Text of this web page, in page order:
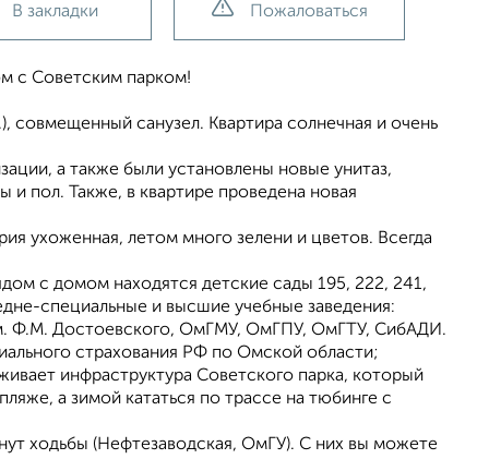
В закладки Пожаловаться
с Советским парком!
совмещенный санузел. Квартира солнечная и очень
а также были установлены новые унитаз,
и пол. Также, в квартире проведена новая
ухоженная, летом много зелени и цветов. Всегда
с домом находятся детские сады 195, 222, 241,
специальные и высшие учебные заведения:
Ф.М. Достоевского, ОмГМУ, ОмГПУ, ОмГТУ, СибАДИ.
страхования РФ по Омской области;
инфраструктура Советского парка, который
а зимой кататься по трассе на тюбинге с
ходьбы (Нефтезаводская, ОмГУ). С них вы можете